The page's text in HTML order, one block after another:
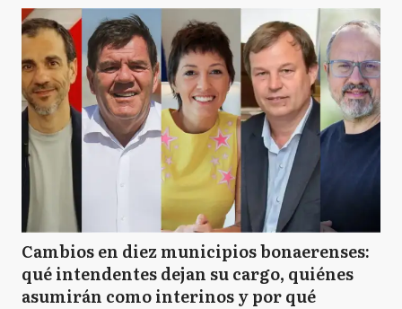
Cambios en diez municipios bonaerenses:
qué intendentes dejan su cargo, quiénes
asumirán como interinos y por qué